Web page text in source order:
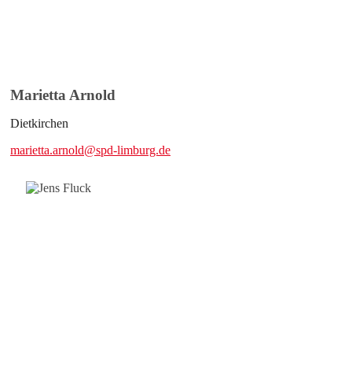
Marietta Arnold
Dietkirchen
marietta.arnold@spd-limburg.de